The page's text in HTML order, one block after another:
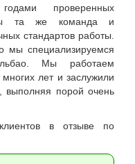
проверенных
та же команда и
стандартов работы.
мы специализируемся
Мы работаем
лет и заслужили
выполняя порой очень
в отзыве по